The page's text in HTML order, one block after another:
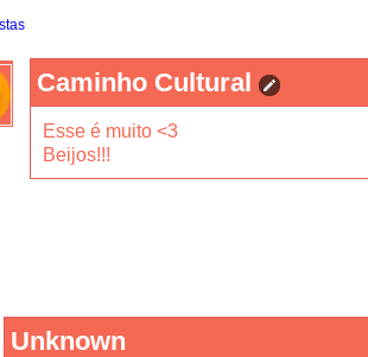
Caminho Cultural
Esse é muito <3
Beijos!!!
Unknown